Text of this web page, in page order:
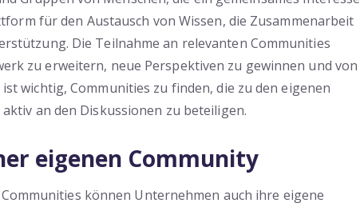
für den Austausch von Wissen, die Zusammenarbeit
Die Teilnahme an relevanten Communities
zu erweitern, neue Perspektiven zu gewinnen und von
wichtig, Communities zu finden, die zu den eigenen
an den Diskussionen zu beteiligen.
eigenen Community
können Unternehmen auch ihre eigene